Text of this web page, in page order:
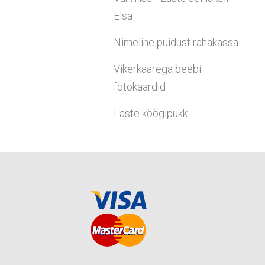
Elsa
Nimeline puidust rahakassa
Vikerkaarega beebi
fotokaardid
Laste köögipukk